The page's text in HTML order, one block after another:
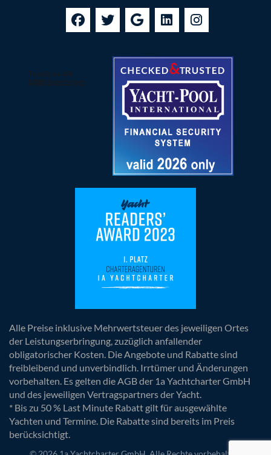
Alle Preise inklusive Mehrwertsteuer des jeweiligen Ortes
der Leistungserbringung, zuzüglich anfallender
obligatorischer Kosten. Die Angebote und Rabatte sind
freibleibend und unverbindlich. Irrtümer und Änderungen
vorbehalten. Es gelten die AGB der 1a Yachtcharter GmbH
und des jeweiligen Vertragspartners der Yacht.
* Bis zu 50 % Last Minute Rabatt gilt für ausgewählte
Yachten und Termine. Die Rabatte sind bereits im Preis
berücksichtigt.